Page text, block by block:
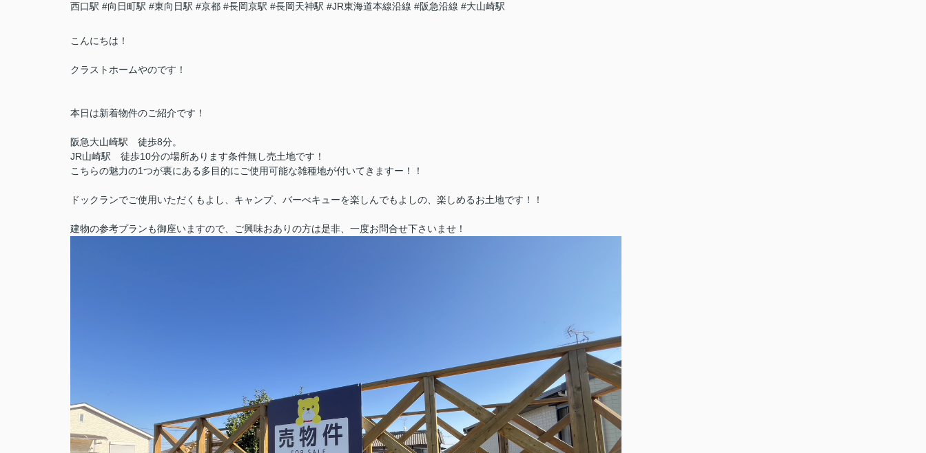
西口駅 #向日町駅 #東向日駅 #京都 #長岡京駅 #長岡天神駅 #JR東海道本線沿線 #阪急沿線 #大山崎駅
こんにちは！
クラストホームやのです！
本日は新着物件のご紹介です！
阪急大山崎駅 徒歩8分。
JR山崎駅 徒歩10分の場所あります条件無し売土地です！
こちらの魅力の1つが裏にある多目的にご使用可能な雑種地が付いてきますー！！
ドックランでご使用いただくもよし、キャンプ、バーべキューを楽しんでもよしの、楽しめるお土地です！！
建物の参考プランも御座いますので、ご興味おありの方は是非、一度お問合せ下さいませ！